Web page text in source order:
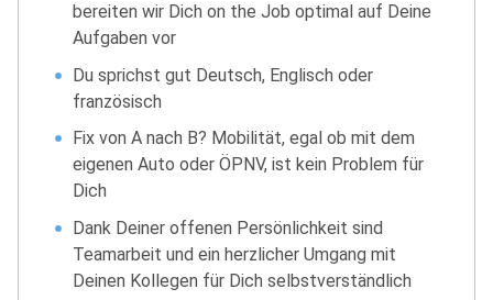
bereiten wir Dich on the Job optimal auf Deine
Aufgaben vor
Du sprichst gut Deutsch, Englisch oder
französisch
Fix von A nach B? Mobilität, egal ob mit dem
eigenen Auto oder ÖPNV, ist kein Problem für
Dich
Dank Deiner offenen Persönlichkeit sind
Teamarbeit und ein herzlicher Umgang mit
Deinen Kollegen für Dich selbstverständlich